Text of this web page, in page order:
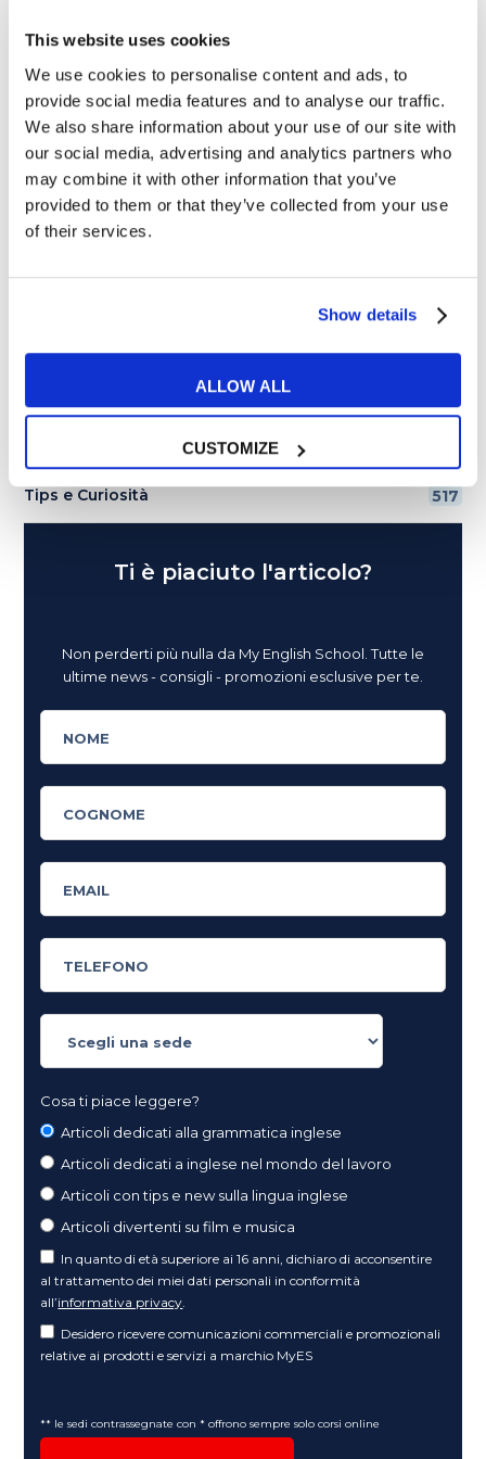
This website uses cookies
We use cookies to personalise content and ads, to
provide social media features and to analyse our traffic.
We also share information about your use of our site with
our social media, advertising and analytics partners who
may combine it with other information that you’ve
provided to them or that they’ve collected from your use
of their services.
Show details
ALLOW ALL
CUSTOMIZE
Categorie
Esercizi e Grammatica
Esperienze MyES 28
Tips e Curiosità 517
Ti è piaciuto l'articolo?
Non perderti più nulla da My English School. Tutte le
ultime news - consigli - promozioni esclusive per te.
Cosa ti piace leggere?
Articoli dedicati alla grammatica inglese
Articoli dedicati a inglese nel mondo del lavoro
Articoli con tips e new sulla lingua inglese
Articoli divertenti su film e musica
In quanto di età superiore ai 16 anni, dichiaro di acconsentire
al trattamento dei miei dati personali in conformità
all’informativa privacy.
Desidero ricevere comunicazioni commerciali e promozionali
relative ai prodotti e servizi a marchio MyES
** le sedi contrassegnate con * offrono sempre solo corsi online